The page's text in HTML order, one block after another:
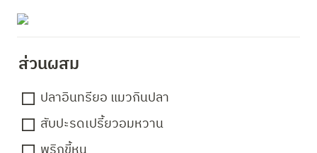
ส่วนผสม
ปลาอินทรียอ แมวกินปลา
สับปะรดเปรี้ยวอมหวาน